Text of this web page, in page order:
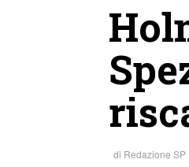
di Redazione SP